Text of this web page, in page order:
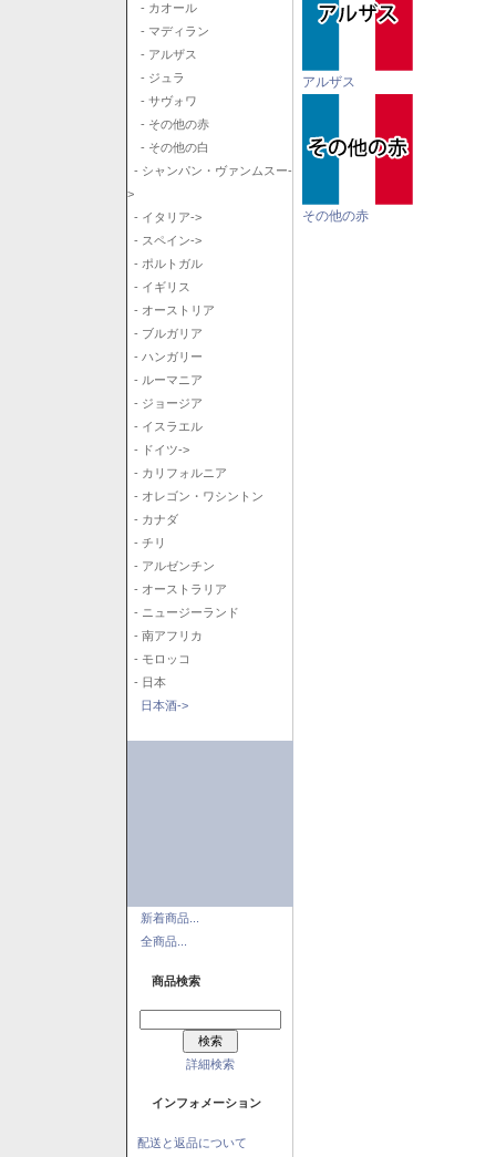
- カオール
- マディラン
- アルザス
- ジュラ
- サヴォワ
- その他の赤
- その他の白
- シャンパン・ヴァンムスー-
>
- イタリア->
- スペイン->
- ポルトガル
- イギリス
- オーストリア
- ブルガリア
- ハンガリー
- ルーマニア
- ジョージア
- イスラエル
- ドイツ->
- カリフォルニア
- オレゴン・ワシントン
- カナダ
- チリ
- アルゼンチン
- オーストラリア
- ニュージーランド
- 南アフリカ
- モロッコ
- 日本
日本酒->
新着商品...
全商品...
商品検索
詳細検索
インフォメーション
配送と返品について
アルザス
その他の赤